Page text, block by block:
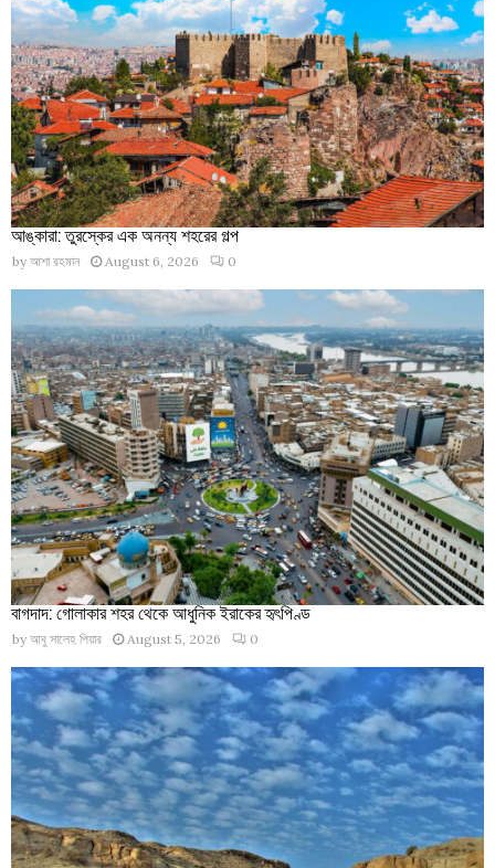
আঙ্কারা: তুরস্কের এক অনন্য শহরের গল্প
by আশা রহমান August 6, 2026 0
বাগদাদ: গোলাকার শহর থেকে আধুনিক ইরাকের হৃৎপিণ্ড
by আবু সালেহ পিয়ার August 5, 2026 0